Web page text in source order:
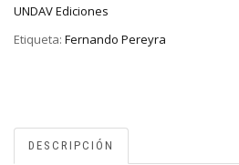
UNDAV Ediciones
Etiqueta: Fernando Pereyra
DESCRIPCIÓN